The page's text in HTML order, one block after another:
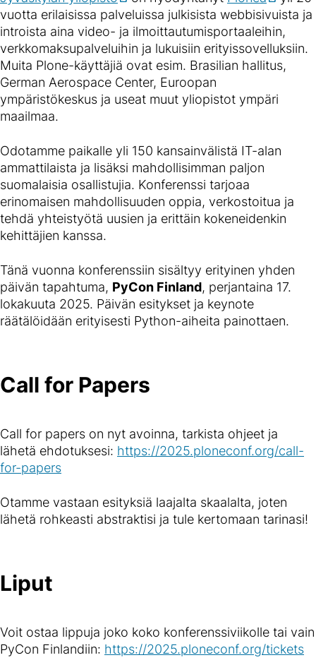
vuotta erilaisissa palveluissa julkisista webbisivuista ja
introista aina video- ja ilmoittautumisportaaleihin,
verkkomaksupalveluihin ja lukuisiin erityissovelluksiin.
Muita Plone-käyttäjiä ovat esim. Brasilian hallitus,
German Aerospace Center, Euroopan
ympäristökeskus ja useat muut yliopistot ympäri
maailmaa.
Odotamme paikalle yli 150 kansainvälistä IT-alan
ammattilaista ja lisäksi mahdollisimman paljon
suomalaisia osallistujia. Konferenssi tarjoaa
erinomaisen mahdollisuuden oppia, verkostoitua ja
tehdä yhteistyötä uusien ja erittäin kokeneidenkin
kehittäjien kanssa.
Tänä vuonna konferenssiin sisältyy erityinen yhden
päivän tapahtuma, PyCon Finland, perjantaina 17.
lokakuuta 2025. Päivän esitykset ja keynote
räätälöidään erityisesti Python-aiheita painottaen.
Call for Papers
Call for papers on nyt avoinna, tarkista ohjeet ja
lähetä ehdotuksesi: https://2025.ploneconf.org/call-
for-papers
Otamme vastaan esityksiä laajalta skaalalta, joten
lähetä rohkeasti abstraktisi ja tule kertomaan tarinasi!
Liput
Voit ostaa lippuja joko koko konferenssiviikolle tai vain
PyCon Finlandiin: https://2025.ploneconf.org/tickets